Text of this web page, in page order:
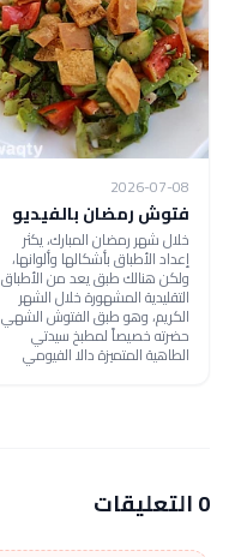
2026-07-08
فتوش رمضان بالفيديو
خلال شهر رمضان المبارك، يكثر
إعداد الأطباق بأشكالها وألوانها،
ولكن هنالك طبق يعد من الأطباق
التقليدية المشهورة خلال الشهر
الكريم، وهو طبق الفتوش الشهي
حضرته خصيصاً لمطبخ سيدتي
الطاهية المتميزة دالا الفيومي
0 التعليقات